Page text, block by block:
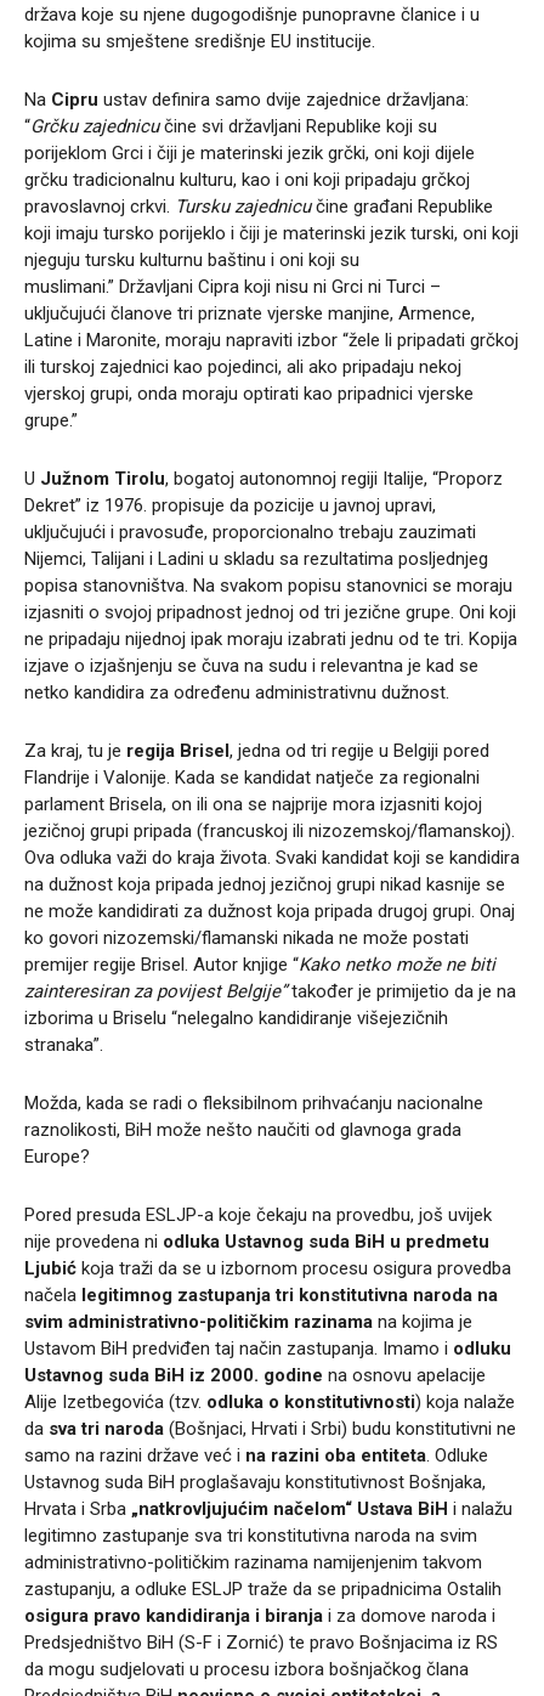
država koje su njene dugogodišnje punopravne članice i u
kojima su smještene središnje EU institucije.
Na Cipru ustav definira samo dvije zajednice državljana:
“Grčku zajednicučine svi državljani Republike koji su
porijeklom Grci i čiji je materinski jezik grčki, oni koji dijele
grčku tradicionalnu kulturu, kao i oni koji pripadaju grčkoj
pravoslavnoj crkvi. Tursku zajednicučine građani Republike
koji imaju tursko porijeklo i čiji je materinski jezik turski, oni koji
njeguju tursku kulturnu baštinu i oni koji su
muslimani.” Državljani Cipra koji nisu ni Grci ni Turci –
uključujući članove tri priznate vjerske manjine, Armence,
Latine i Maronite, moraju napraviti izbor “žele li pripadati grčkoj
ili turskoj zajednici kao pojedinci, ali ako pripadaju nekoj
vjerskoj grupi, onda moraju optirati kao pripadnici vjerske
grupe.”
U Južnom Tirolu, bogatoj autonomnoj regiji Italije, “Proporz
Dekret” iz 1976. propisuje da pozicije u javnoj upravi,
uključujući i pravosuđe, proporcionalno trebaju zauzimati
Nijemci, Talijani i Ladini u skladu sa rezultatima posljednjeg
popisa stanovništva. Na svakom popisu stanovnici se moraju
izjasniti o svojoj pripadnost jednoj od tri jezične grupe. Oni koji
ne pripadaju nijednoj ipak moraju izabrati jednu od te tri. Kopija
izjave o izjašnjenju se čuva na sudu i relevantna je kad se
netko kandidira za određenu administrativnu dužnost.
Za kraj, tu je regija Brisel, jedna od tri regije u Belgiji pored
Flandrije i Valonije. Kada se kandidat natječe za regionalni
parlament Brisela, on ili ona se najprije mora izjasniti kojoj
jezičnoj grupi pripada (francuskoj ili nizozemskoj/flamanskoj).
Ova odluka važi do kraja života. Svaki kandidat koji se kandidira
na dužnost koja pripada jednoj jezičnoj grupi nikad kasnije se
ne može kandidirati za dužnost koja pripada drugoj grupi. Onaj
ko govori nizozemski/flamanski nikada ne može postati
premijer regije Brisel. Autor knjige “Kako netko može ne biti
zainteresiran za povijest Belgije”također je primijetio da je na
izborima u Briselu “nelegalno kandidiranje višejezičnih
stranaka”.
Možda, kada se radi o fleksibilnom prihvaćanju nacionalne
raznolikosti, BiH može nešto naučiti od glavnoga grada
Europe?
Pored presuda ESLJP-a koje čekaju na provedbu, još uvijek
nije provedena ni odluka Ustavnog suda BiH u predmetu
Ljubić koja traži da se u izbornom procesu osigura provedba
načela legitimnog zastupanja tri konstitutivna naroda na
svim administrativno-političkim razinama na kojima je
Ustavom BiH predviđen taj način zastupanja. Imamo i odluku
Ustavnog suda BiH iz 2000. godine na osnovu apelacije
Alije Izetbegovića (tzv. odluka o konstitutivnosti) koja nalaže
da sva tri naroda (Bošnjaci, Hrvati i Srbi) budu konstitutivni ne
samo na razini države već i na razini oba entiteta. Odluke
Ustavnog suda BiH proglašavaju konstitutivnost Bošnjaka,
Hrvata i Srba „natkrovljujućim načelom“ Ustava BiH i nalažu
legitimno zastupanje sva tri konstitutivna naroda na svim
administrativno-političkim razinama namijenjenim takvom
zastupanju, a odluke ESLJP traže da se pripadnicima Ostalih
osigura pravo kandidiranja i biranja i za domove naroda i
Predsjedništvo BiH (S-F i Zornić) te pravo Bošnjacima iz RS
da mogu sudjelovati u procesu izbora bošnjačkog člana